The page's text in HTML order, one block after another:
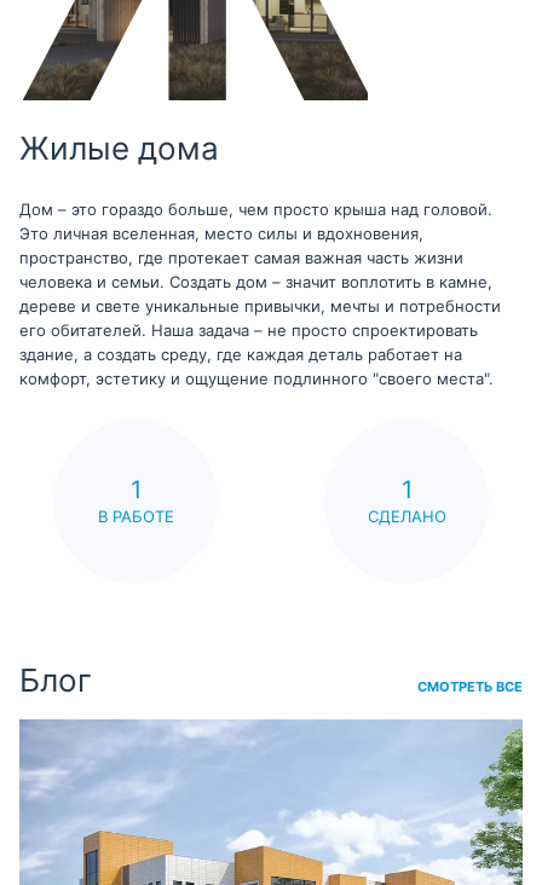
Жилые дома
Дом – это гораздо больше, чем просто крыша над головой.
Это личная вселенная, место силы и вдохновения,
пространство, где протекает самая важная часть жизни
человека и семьи. Создать дом – значит воплотить в камне,
дереве и свете уникальные привычки, мечты и потребности
его обитателей. Наша задача – не просто спроектировать
здание, а создать среду, где каждая деталь работает на
комфорт, эстетику и ощущение подлинного "своего места".
1
В РАБОТЕ
1
СДЕЛАНО
Блог СМОТРЕТЬ ВСЕ